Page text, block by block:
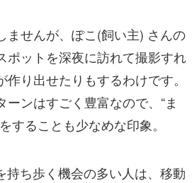
せんが、ぽこ(飼い主) さんの
ポットを深夜に訪れて撮影すれ
り出せたりもするわけです。
ンはすごく豊富なので、“ま
することも少なめな印象。
ち歩く機会の多い人は、移動